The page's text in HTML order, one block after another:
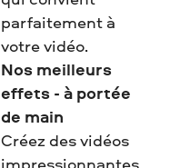
parfaitement à
votre vidéo.
Nos meilleurs
effets - à portée
de main
Créez des vidéos